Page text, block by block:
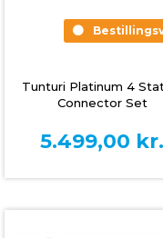
Tunturi Platinum 4
Connector Set
5.499,00 kr.